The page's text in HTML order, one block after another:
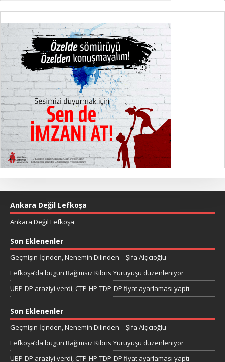
Ankara Değil Lefkoşa
Ankara Değil Lefkoşa
Son Eklenenler
Geçmişin İçinden, Nenemin Dilinden – Şifa Alçıcıoğlu
Lefkoşa’da bugün Bağımsız Kıbrıs Yürüyüşü düzenleniyor
UBP-DP araziyi verdi, CTP-HP-TDP-DP fiyat ayarlaması yaptı
Son Eklenenler
Geçmişin İçinden, Nenemin Dilinden – Şifa Alçıcıoğlu
Lefkoşa’da bugün Bağımsız Kıbrıs Yürüyüşü düzenleniyor
UBP-DP araziyi verdi, CTP-HP-TDP-DP fiyat ayarlaması yaptı